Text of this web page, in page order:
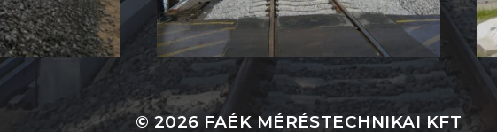
© 2026 FAÉK MÉRÉSTECHNIKAI KFT